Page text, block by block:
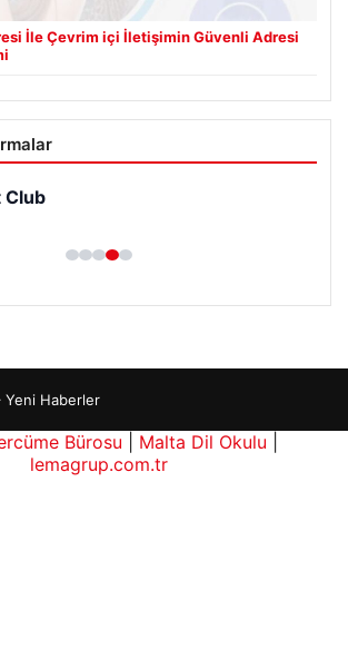
İle Çevrim içi İletişimin Güvenli Adresi
Club
Haberler
Bürosu Malta Dil Okulu
lemagrup.com.tr